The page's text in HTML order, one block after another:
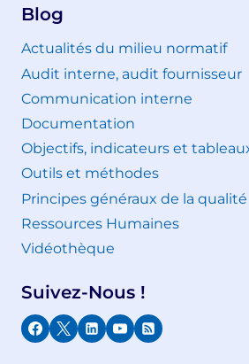
Blog
Actualités du milieu normatif
Audit interne, audit fournisseur
Communication interne
Documentation
Objectifs, indicateurs et
Outils et méthodes
Principes généraux de la qualité
Ressources Humaines
Vidéothèque
Suivez-Nous !